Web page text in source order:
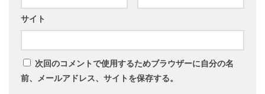
サイト
次回のコメントで使用するためブラウザーに自分の名
前、メールアドレス、サイトを保存する。